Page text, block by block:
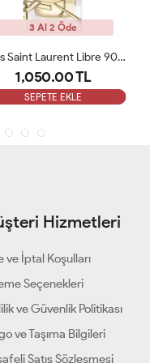
3 Al 2 Öde
1,050.00 TL
SEPETE EKLE
Hizmetleri
ve İptal Koşulları
Seçenekleri
ve Güvenlik Politikası
ve Taşıma Bilgileri
Satış Sözleşmesi